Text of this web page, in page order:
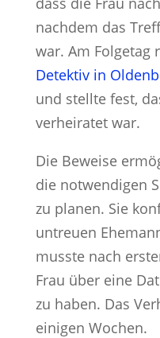
nachdem das
war. Am Folgetag
Detektiv in
und stellte fest,
verheiratet war.
Die Beweise
die notwendigen
zu planen. Sie
untreuen
musste nach
Frau über eine
zu haben. Das
einigen Wochen.